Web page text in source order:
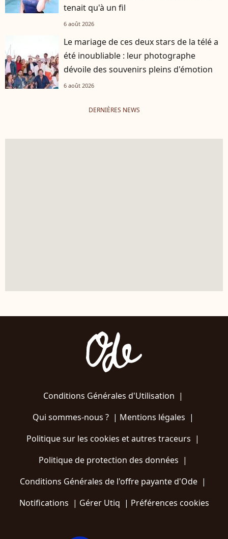
tenait qu'à un fil
6 août 2026
Le mariage de ces deux stars de la télé a
été inoubliable : leur photographe
dévoile des souvenirs pleins d'émotion
6 août 2026
DERNIÈRES NEWS
Conditions Générales d'Utilisation |
Qui sommes-nous ?| Mentions légales |
Politique sur les cookies et autres traceurs |
Politique de protection des données |
Conditions Générales de l'offre payante d'Ode |
Notifications | Gérer Utiq | Préférences cookies